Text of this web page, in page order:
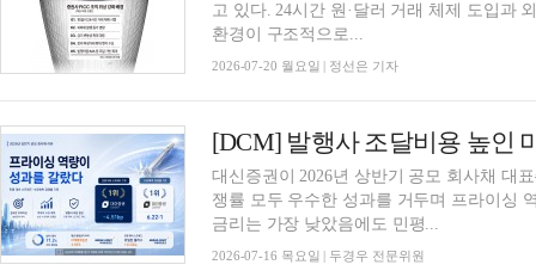
고 있다. 24시간 원·달러 거래 체제 도입과
환경이 구조적으로...
2026-07-20 월요일 | 정선은 기자
대신증권이 2026년 상반기 공모 회사채 대
쟁률 모두 우수한 성과를 거두며 프라이싱
금리는 가장 낮았음에도 민평...
2026-07-16 목요일 | 두경우 전문위원